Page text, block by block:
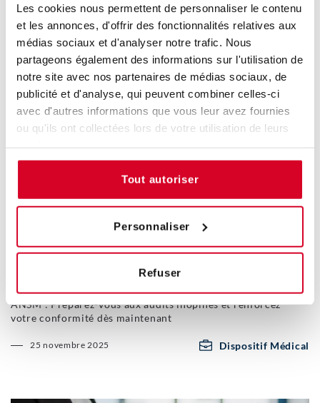
Les cookies nous permettent de personnaliser le contenu
et les annonces, d'offrir des fonctionnalités relatives aux
médias sociaux et d'analyser notre trafic. Nous
partageons également des informations sur l'utilisation de
notre site avec nos partenaires de médias sociaux, de
publicité et d'analyse, qui peuvent combiner celles-ci
avec d'autres informations que vous leur avez fournies
ou qu'ils ont collectées lors de votre utilisation de leurs
Tout autoriser
Personnaliser
Refuser
Découvrez la mise à jour ISO 10993-1:2025 et ses impacts
sur le secteur du dispositif médical
05 décembre 2025 Dispositif Médical
ANSM : Préparez-vous aux audits inopinés et renforcez
votre conformité dès maintenant
25 novembre 2025 Dispositif Médical